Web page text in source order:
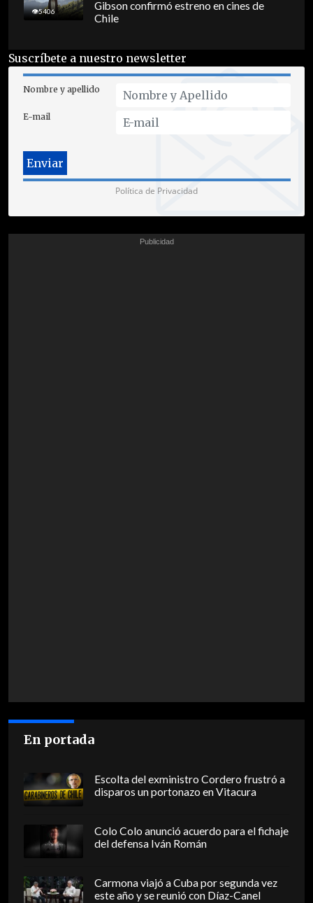
5406
Gibson confirmó estreno en cines de
Chile
Suscríbete a nuestro newsletter
Nombre y apellido
E-mail
Política de Privacidad
En portada
Escolta del exministro Cordero frustró a
disparos un portonazo en Vitacura
Colo Colo anunció acuerdo para el fichaje
del defensa Iván Román
Carmona viajó a Cuba por segunda vez
este año y se reunió con Díaz-Canel